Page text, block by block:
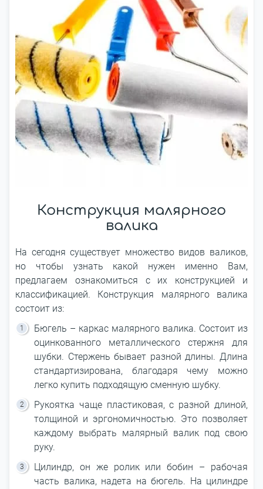
Конструкция малярного
валика
На сегодня существует множество видов валиков,
но чтобы узнать какой нужен именно Вам,
предлагаем ознакомиться с их конструкцией и
классификацией. Конструкция малярного валика
состоит из:
Бюгель – каркас малярного валика. Состоит из
оцинкованного металлического стержня для
шубки. Стержень бывает разной длины. Длина
стандартизирована, благодаря чему можно
легко купить подходящую сменную шубку.
Рукоятка чаще пластиковая, с разной длиной,
толщиной и эргономичностью. Это позволяет
каждому выбрать малярный валик под свою
руку.
Цилиндр, он же ролик или бобин – рабочая
часть валика, надета на бюгель. На цилиндре